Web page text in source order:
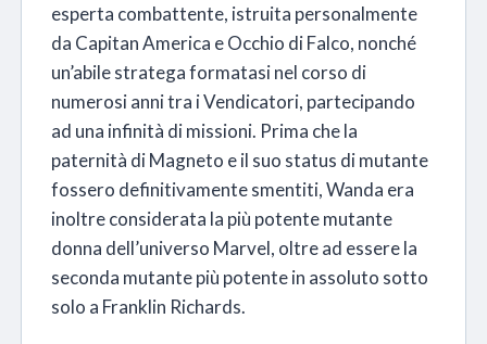
esperta combattente, istruita personalmente
da Capitan America e Occhio di Falco, nonché
un’abile stratega formatasi nel corso di
numerosi anni tra i Vendicatori, partecipando
ad una infinità di missioni. Prima che la
paternità di Magneto e il suo status di mutante
fossero definitivamente smentiti, Wanda era
inoltre considerata la più potente mutante
donna dell’universo Marvel, oltre ad essere la
seconda mutante più potente in assoluto sotto
solo a Franklin Richards.